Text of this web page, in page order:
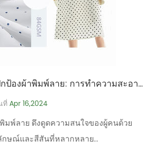
เคล็ดลับในการปกป้องผ้าพิมพ์ลาย: การทำความสะอาดอย่างอ่อนโยนเพื่อรักษาสีสันที่สดใส
ที่ Apr 16,2024
มพ์ลาย ดึงดูดความสนใจของผู้คนด้วย
กษณ์และสีสันที่หลากหลาย...